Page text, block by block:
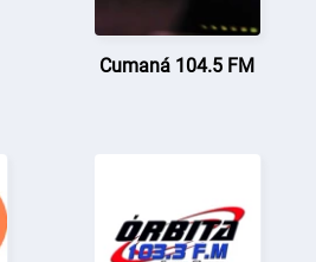
Cumaná 104.5 FM